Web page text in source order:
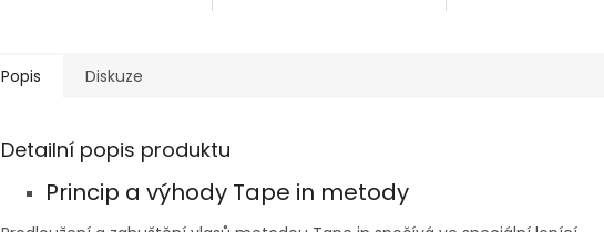
Popis Diskuze
Detailní popis produktu
Princip a výhody Tape in metody